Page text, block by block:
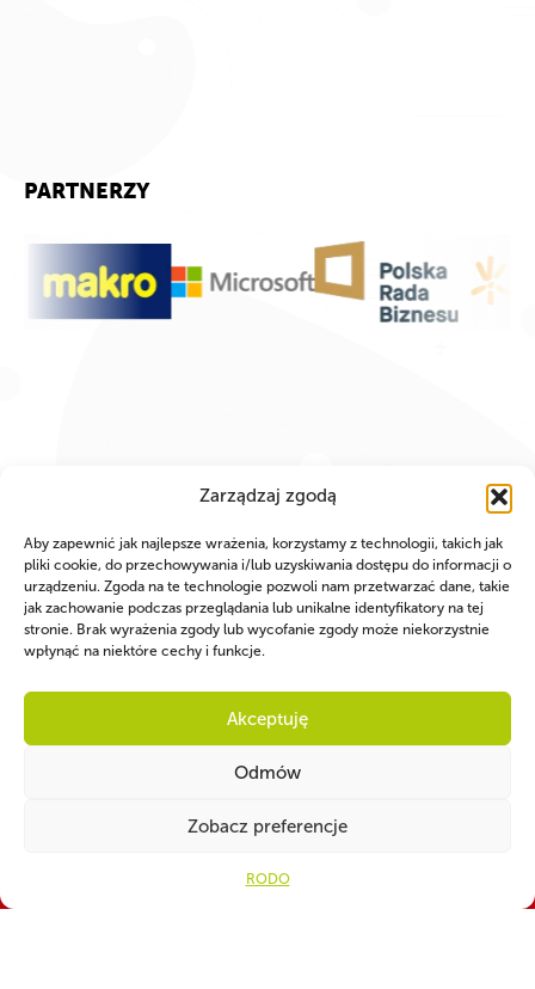
Zarządzaj zgodą
Aby zapewnić jak najlepsze wrażenia, korzystamy z technologii, takich jak
pliki cookie, do przechowywania i/lub uzyskiwania dostępu do informacji o
urządzeniu. Zgoda na te technologie pozwoli nam przetwarzać dane, takie
jak zachowanie podczas przeglądania lub unikalne identyfikatory na tej
stronie. Brak wyrażenia zgody lub wycofanie zgody może niekorzystnie
wpłynąć na niektóre cechy i funkcje.
Akceptuję
Odmów
Zobacz preferencje
RODO
PARTNERZY
WSPÓLNIE DLA HARCERSKIEJ MISJI
Twoje wsparcie, nasza
82 1160 2202 0000 0001 3283